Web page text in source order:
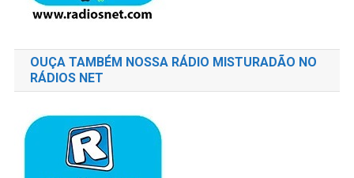
OUÇA TAMBÉM NOSSA RÁDIO MISTURADÃO NO
RÁDIOS NET